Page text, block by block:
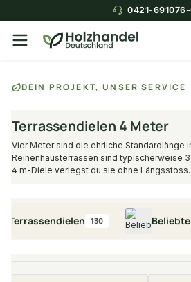
0421-
Sekunden
DEIN PROJEKT, UNSER SERVICE
Terrassendielen 4 Meter
Vier Meter sind die ehrliche Standardlänge
Reihenhaus­terrassen sind typischerweise
4 m-Diele verlegst du sie ohne Längsstoss.
130 Beliebte